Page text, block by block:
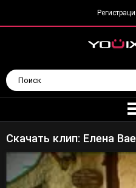
Скачать клип: Елена